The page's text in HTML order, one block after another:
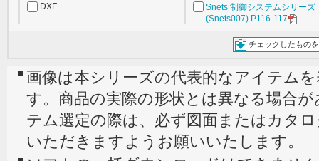
DXF
Snets 制御システムシリーズ
(Snets007) P116-117
チェックしたもの
画像は本シリーズの代表的なアイテム
す。商品の実際の形状とは異なる場合
テム選定の際は、必ず図面またはカタ
いただきますようお願いいたします。